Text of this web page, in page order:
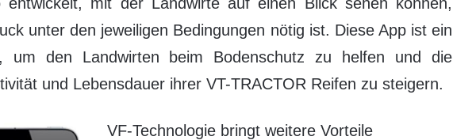
unter den jeweiligen Bedingungen nötig ist. Diese App ist ein
um den Landwirten beim Bodenschutz zu helfen und die
und Lebensdauer ihrer VT-TRACTOR Reifen zu steigern.
VF-Technologie bringt weitere Vorteile